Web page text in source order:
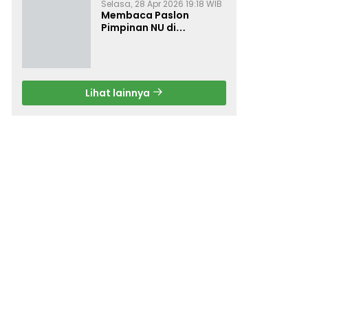
Selasa, 28 Apr 2026 19:18 WIB
Membaca Paslon
Pimpinan NU di
Lihat lainnya